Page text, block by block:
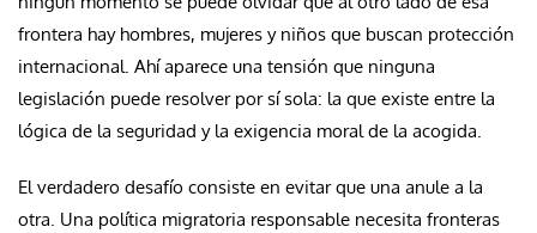
frontera hay hombres, mujeres y niños que buscan protección
internacional. Ahí aparece una tensión que ninguna
legislación puede resolver por sí sola: la que existe entre la
lógica de la seguridad y la exigencia moral de la acogida.
El verdadero desafío consiste en evitar que una anule a la
otra. Una política migratoria responsable necesita fronteras